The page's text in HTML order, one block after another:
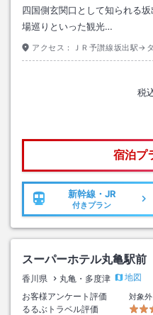
四国側玄関口として知られる
場巡りといった観光…
アクセス： ＪＲ予讃線坂出駅→
税
宿泊プ
新幹線・JR
付きプラン
スーパーホテル丸亀駅前
香川県 丸亀・多度津
地図
お客様アンケート評価
対象外
るるぶトラベル評価